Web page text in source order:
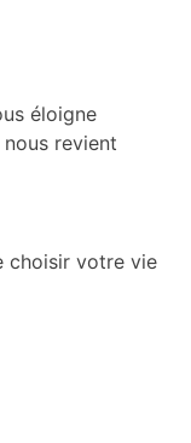
éloigne
revient
choisir votre vie